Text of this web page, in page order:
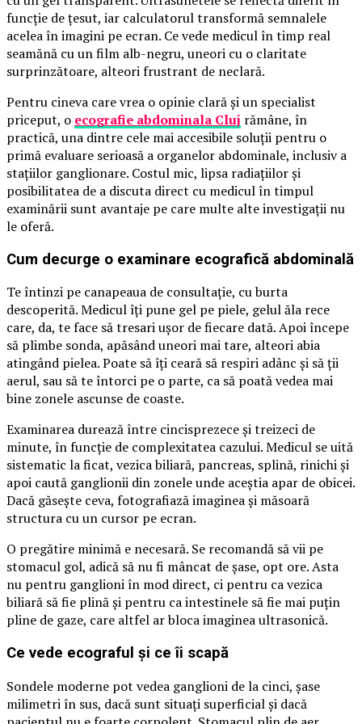
funcție de țesut, iar calculatorul transformă semnalele
acelea în imagini pe ecran. Ce vede medicul în timp real
seamănă cu un film alb-negru, uneori cu o claritate
surprinzătoare, alteori frustrant de neclară.
Pentru cineva care vrea o opinie clară și un specialist
priceput, o ecografie abdominala Cluj rămâne, în
practică, una dintre cele mai accesibile soluții pentru o
primă evaluare serioasă a organelor abdominale, inclusiv a
stațiilor ganglionare. Costul mic, lipsa radiațiilor și
posibilitatea de a discuta direct cu medicul în timpul
examinării sunt avantaje pe care multe alte investigații nu
le oferă.
Cum decurge o examinare ecografică abdominală
Te întinzi pe canapeaua de consultație, cu burta
descoperită. Medicul îți pune gel pe piele, gelul ăla rece
care, da, te face să tresari ușor de fiecare dată. Apoi începe
să plimbe sonda, apăsând uneori mai tare, alteori abia
atingând pielea. Poate să îți ceară să respiri adânc și să ții
aerul, sau să te întorci pe o parte, ca să poată vedea mai
bine zonele ascunse de coaste.
Examinarea durează între cincisprezece și treizeci de
minute, în funcție de complexitatea cazului. Medicul se uită
sistematic la ficat, vezica biliară, pancreas, splină, rinichi și
apoi caută ganglionii din zonele unde aceștia apar de obicei.
Dacă găsește ceva, fotografiază imaginea și măsoară
structura cu un cursor pe ecran.
O pregătire minimă e necesară. Se recomandă să vii pe
stomacul gol, adică să nu fi mâncat de șase, opt ore. Asta
nu pentru ganglioni în mod direct, ci pentru ca vezica
biliară să fie plină și pentru ca intestinele să fie mai puțin
pline de gaze, care altfel ar bloca imaginea ultrasonică.
Ce vede ecograful și ce îi scapă
Sondele moderne pot vedea ganglioni de la cinci, șase
milimetri în sus, dacă sunt situați superficial și dacă